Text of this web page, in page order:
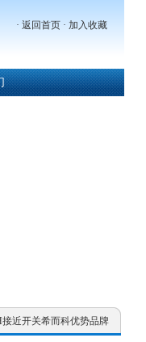
· 返回首页 · 加入收藏
近开关希而科优势品牌